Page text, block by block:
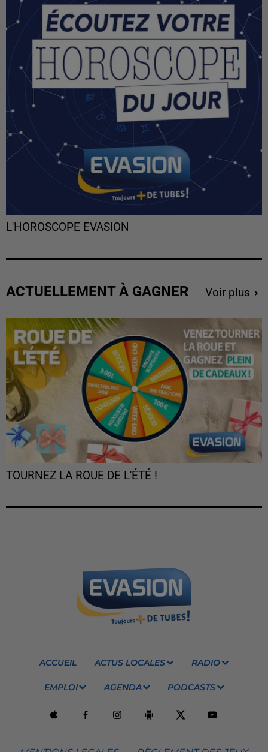
L'HOROSCOPE EVASION
ACTUELLEMENT À GAGNER Voir plus
TOURNEZ LA ROUE DE L'ÉTÉ !
ACCUEIL ACTUS LOCALES RADIO
EMPLOI AGENDA PODCASTS